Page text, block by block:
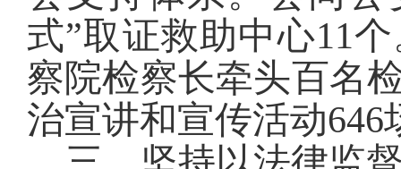
式”取证救助中心11个
察院检察长牵头百名
治宣讲和宣传活动646